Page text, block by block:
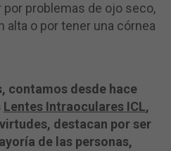
por problemas de ojo seco,
alta o por tener una córnea
contamos desde hace
Lentes Intraoculares ICL,
destacan por ser
de las personas,